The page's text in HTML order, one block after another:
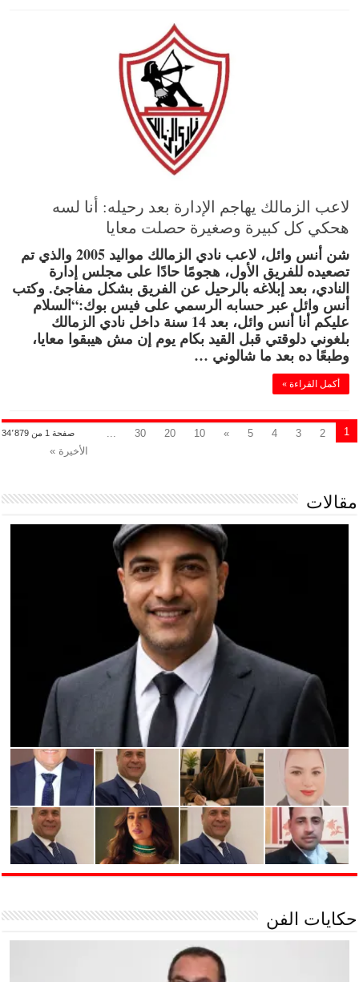
لاعب الزمالك يهاجم الإدارة بعد رحيله: أنا لسه
هحكي كل كبيرة وصغيرة حصلت معايا
شن أنس وائل، لاعب نادي الزمالك مواليد 2005 والذي تم
تصعيده للفريق الأول، هجومًا حادًا على مجلس إدارة
النادي، بعد إبلاغه بالرحيل عن الفريق بشكل مفاجئ. وكتب
أنس وائل عبر حسابه الرسمي على فيس بوك:“السلام
عليكم أنا أنس وائل، بعد 14 سنة داخل نادي الزمالك
بلغوني دلوقتي قبل القيد بكام يوم إن مش هيبقوا معايا،
وطبعًا ده بعد ما شالوني …
أكمل القراءة »
صفحة 1 من 34٬879 1
2
3
4
5
»
10
20
30
الأخيرة »
مقالات
حكايات الفن